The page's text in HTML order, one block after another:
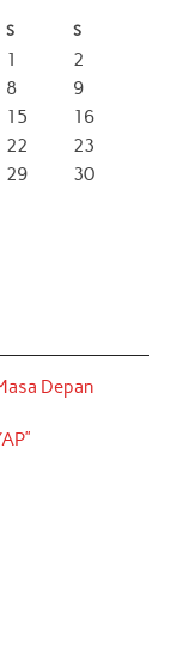
S S
1
2
8
9
15
16
22
23
29
30
Depan